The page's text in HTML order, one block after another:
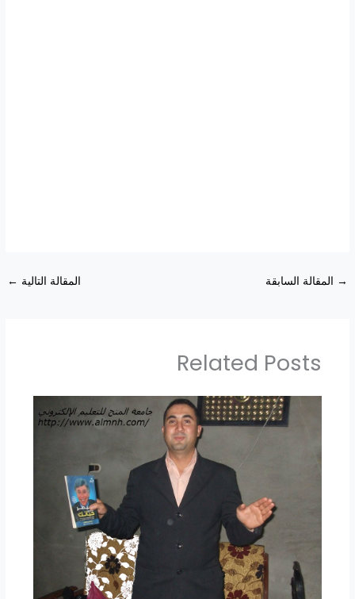
→ المقالة السابقة المقالة التالية ←
Related Posts